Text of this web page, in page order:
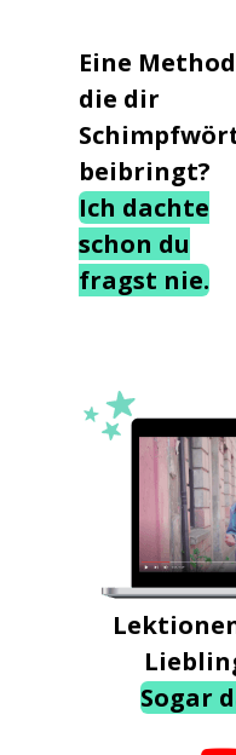
Eine
die dir
beibringt?
Ich dachte
schon du
fragst nie.
Sogar